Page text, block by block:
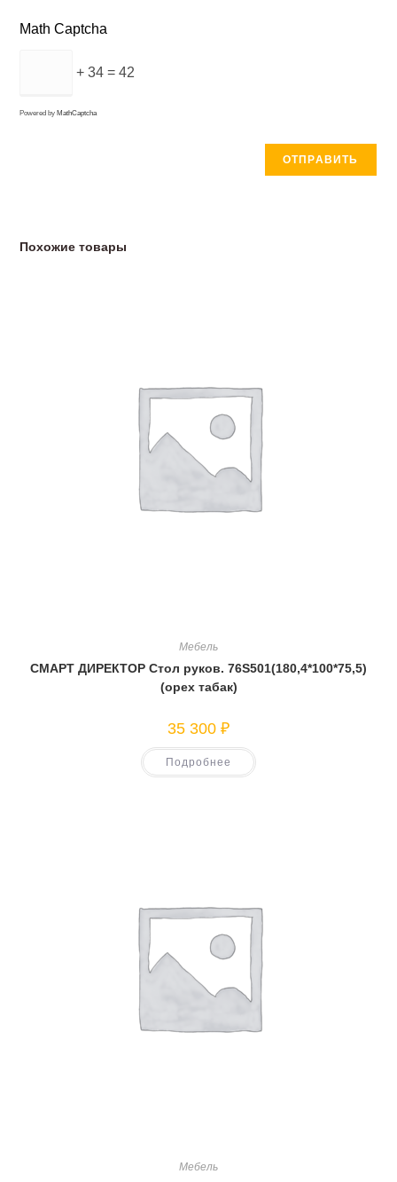
Math Captcha
+ 34 = 42
Powered by MathCaptcha
Похожие товары
Мебель
СМАРТ ДИРЕКТОР Стол руков. 76S501(180,4*100*75,5)
(орех табак)
35 300 ₽
Подробнее
Мебель